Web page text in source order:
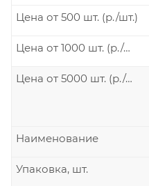
Цена от 500 шт. (р./шт.)
Цена от 1000 шт. (р./шт.)
Цена от 5000 шт. (р./шт.)
Наименование
Упаковка, шт.